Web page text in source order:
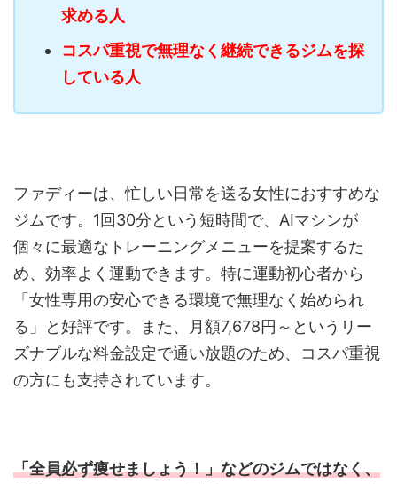
求める人
コスパ重視で無理なく継続できるジムを探
している人
ファディーは、忙しい日常を送る女性におすすめな
ジムです。1回30分という短時間で、AIマシンが
個々に最適なトレーニングメニューを提案するた
め、効率よく運動できます。特に運動初心者から
「女性専用の安心できる環境で無理なく始められ
る」と好評です。また、月額7,678円～というリー
ズナブルな料金設定で通い放題のため、コスパ重視
の方にも支持されています。
「全員必ず痩せましょう！」などのジムではなく、